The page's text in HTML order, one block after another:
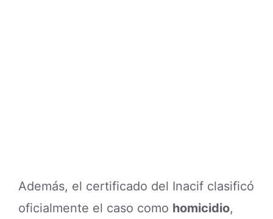
Además, el certificado del Inacif clasificó
oficialmente el caso como homicidio,